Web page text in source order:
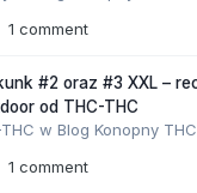
1 comment
#2 oraz #3 XXL –
od THC-THC
w Blog Konopny
1 comment